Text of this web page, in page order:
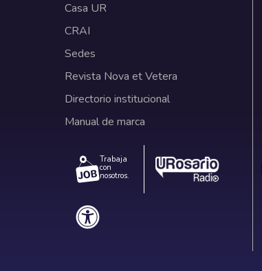
Casa UR
CRAI
Sedes
Revista Nova et Vetera
Directorio institucional
Manual de marca
Trabaja
con
nosotros.